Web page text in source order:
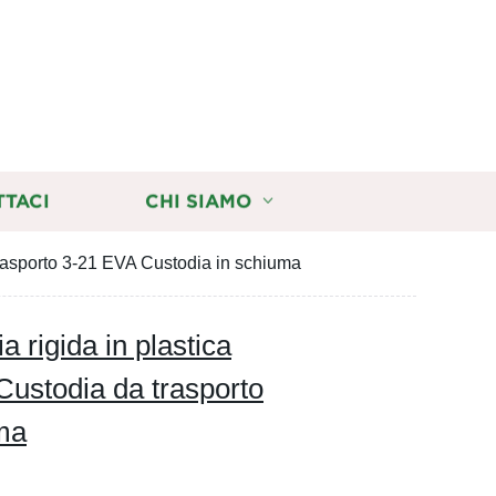
CHI SIAMO
3-21 EVA Custodia in schiuma
rigida in plastica
da trasporto